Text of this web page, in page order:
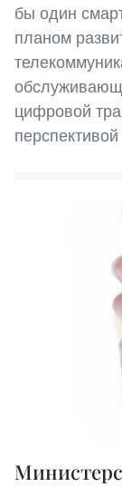
бы один
планом
цифровой